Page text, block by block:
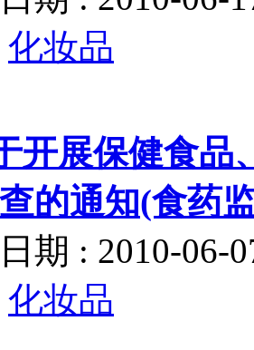
化妆品
开展保健食品
的通知(食药
期 : 2010-06-
化妆品